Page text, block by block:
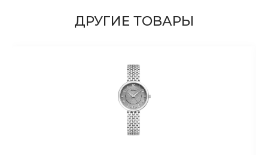
ДРУГИЕ ТОВАРЫ